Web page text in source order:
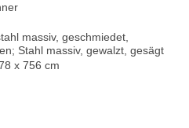
massiv, geschmiedet,
Stahl massiv, gewalzt, gesägt
x 756 cm